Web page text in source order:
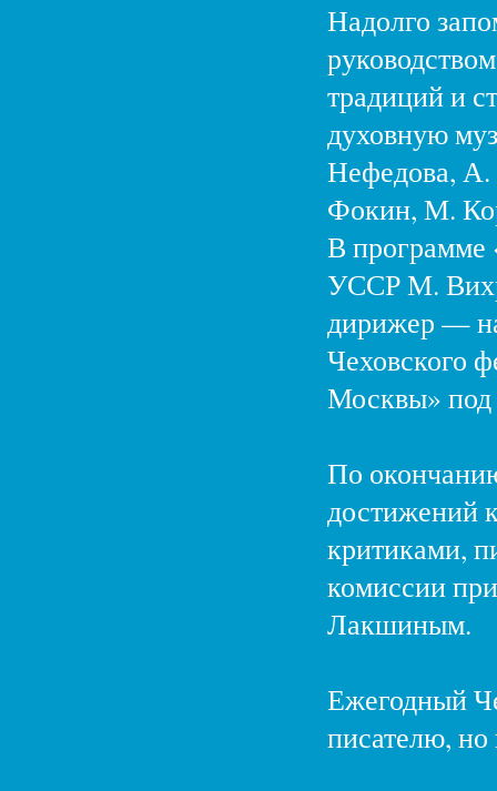
Надолго
традиций и
духовную
Нефедова,
Фокин, М.
В программе
УССР М.
дирижер —
Чеховского
Москвы» под
По
достижений
критиками,
комиссии
Лакшиным.
Ежегодный
писателю,